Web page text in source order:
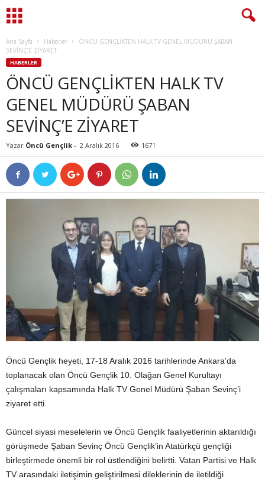
Ana Sayfa Haberler
ÖNCÜ GENÇLİKTEN HALK TV GENEL MÜDÜRÜ ŞABAN
SEVİNÇ’E ZİYARET
HABERLER
ÖNCÜ GENÇLİKTEN HALK TV
GENEL MÜDÜRÜ ŞABAN
SEVİNÇ’E ZİYARET
Yazar Öncü Gençlik - 2 Aralık 2016 1671
Öncü Gençlik heyeti, 17-18 Aralık 2016 tarihlerinde Ankara’da
toplanacak olan Öncü Gençlik 10. Olağan Genel Kurultayı
çalışmaları kapsamında Halk TV Genel Müdürü Şaban Sevinç’i
ziyaret etti.
Güncel siyasi meselelerin ve Öncü Gençlik faaliyetlerinin aktarıldığı
görüşmede Şaban Sevinç Öncü Gençlik’in Atatürkçü gençliği
birleştirmede önemli bir rol üstlendiğini belirtti. Vatan Partisi ve Halk
TV arasındaki iletişimin geliştirilmesi dileklerinin de iletildiği